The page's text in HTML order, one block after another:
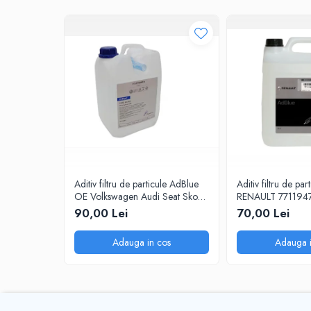
Aditiv filtru de particule AdBlue
OE Volkswagen Audi Seat Skoda
5L
90,00 Lei
Adauga in cos
Aditiv filtru de
RENAULT
70,00 Lei
Adauga